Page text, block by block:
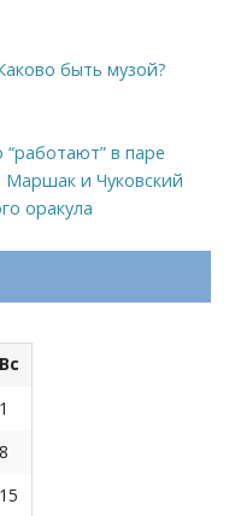
быть музой?
в паре
Маршак и Чуковский
оракула
Вс
1
8
15